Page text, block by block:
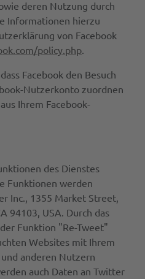
deren Nutzung durch
Informationen hierzu
von Facebook
policy.php.
Facebook den Besuch
Nutzerkonto zuordnen
Ihrem Facebook-
des Dienstes
Funktionen werden
Inc., 1355 Market Street,
94103, USA. Durch das
Funktion "Re-Tweet"
Websites mit Ihrem
anderen Nutzern
auch Daten an Twitter